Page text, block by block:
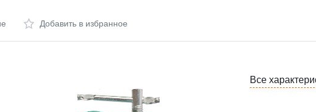
Добавить в избранное
Все